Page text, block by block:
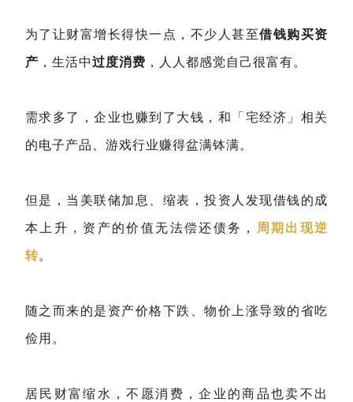
为了让财富增长得快一点，不少人甚至借钱购买资
产 ，生活中过度消费 ，人人都感觉自己很富有。
需求多了，企业也赚到了大钱，和「宅经济」相关
的电子产品、游戏行业赚得盆满钵满。
但是，当美联储加息、缩表，投资人发现借钱的成
本上升，资产的价值无法偿还债务， 周期出现逆
转。
随之而来的是资产价格下跌、物价上涨导致的省吃
俭用。
居民财富缩水，不愿消费，企业的商品也卖不出